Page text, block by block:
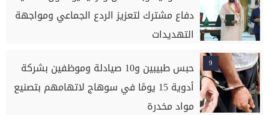
دفاع مشترك لتعزيز الردع الجماعي ومواجهة
التهديدات
9
حبس طبيبين و10 صيادلة وموظفين بشركة
أدوية 15 يومًا في سوهاج لاتهامهم بتصنيع
مواد مخدرة